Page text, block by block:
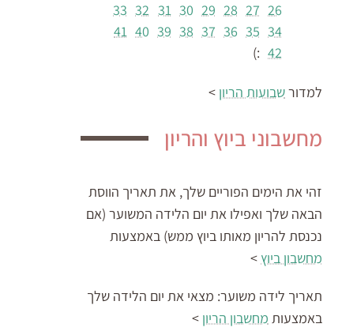
26
27
28
29
30
31
32
33
34
35
36
37
38
39
40
41
42
:)
למדורשבועות הריון >
מחשבוני ביוץ והריון
זהי את הימים הפוריים שלך, את תאריך הווסת
הבאה שלך ואפילו את יום הלידה המשוער (אם
נכנסת להריון מאותו ביוץ ממש) באמצעות
מחשבון ביוץ >
תאריך לידה משוער: מצאי את יום הלידה שלך
באמצעות מחשבון הריון >